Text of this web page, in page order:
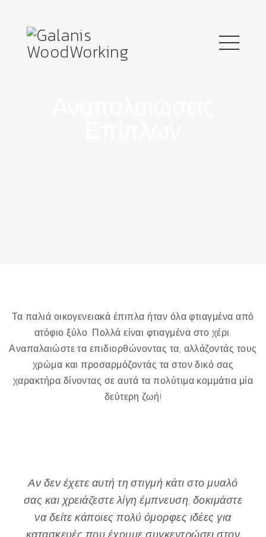
Τα παλιά οικογενειακά έπιπλα ήταν όλα φτιαγμένα από
ατόφιο ξύλο. Πολλά είναι φτιαγμένα στο χέρι.
Αναπαλαιώστε τα επιδιορθώνοντας τα, αλλάζοντάς τους
χρώμα και προσαρμόζοντάς τα στον δικό σας
χαρακτήρα δίνοντας σε αυτά τα πολύτιμα κομμάτια μία
δεύτερη ζωή!
Αν δεν έχετε αυτή τη στιγμή κάτι στο μυαλό
σας και χρειάζεστε λίγη έμπνευση, δοκιμάστε
να δείτε κάποιες πολύ όμορφες ιδέες για